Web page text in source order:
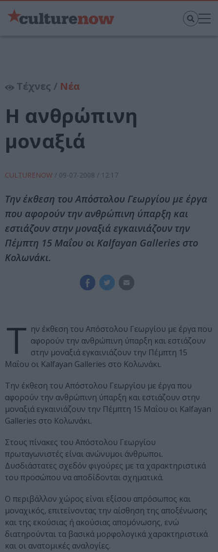
Τέχνες / Νέα
Η ανθρώπινη
μοναξιά
CULTURENOW / 09-07-2008 / 12:17
Την έκθεση του Απόστολου Γεωργίου με έργα
που αφορούν την ανθρώπινη ύπαρξη και
εστιάζουν στην μοναξιά εγκαινιάζουν την
Πέμπτη 15 Μαΐου οι Kalfayan Galleries στο
Κολωνάκι.
Τ ην έκθεση του Απόστολου Γεωργίου με έργα που
αφορούν την ανθρώπινη ύπαρξη και εστιάζουν
στην μοναξιά εγκαινιάζουν την Πέμπτη 15
Μαΐου οι Kalfayan Galleries στο Κολωνάκι.
Την έκθεση του Απόστολου Γεωργίου με έργα που
αφορούν την ανθρώπινη ύπαρξη και εστιάζουν στην
μοναξιά εγκαινιάζουν την Πέμπτη 15 Μαΐου οι Kalfayan
Galleries στο Κολωνάκι.
Στους πίνακες του Απόστολου Γεωργίου
πρωταγωνιστές είναι ανώνυμοι άνθρωποι.
Δυσδιάστατες σχεδόν φιγούρες με τα χαρακτηριστικά
του προσώπου να αποδίδονται σχηματικά.
Ο περιβάλλον χώρος είναι εξίσου απρόσωπος και
μοναχικός, επιτείνοντας την αίσθηση της αποξένωσης
και της εκούσιας ή ακούσιας απομόνωσης, ενώ
διατηρούνται τα βασικά μορφολογικά χαρακτηριστικά
και οι ανατομικές αναλογίες.